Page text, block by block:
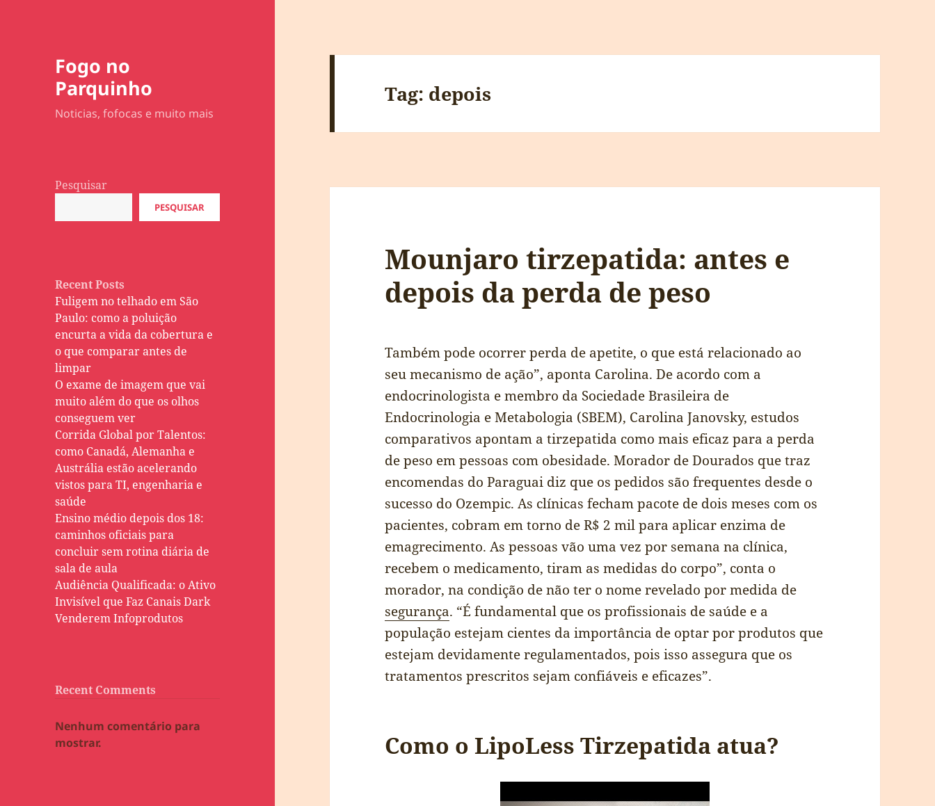
Fogo no
Parquinho
Noticias, fofocas e muito mais
Pesquisar
PESQUISAR
Recent Posts
Fuligem no telhado em São
Paulo: como a poluição
encurta a vida da cobertura e
o que comparar antes de
limpar
O exame de imagem que vai
muito além do que os olhos
conseguem ver
Corrida Global por Talentos:
como Canadá, Alemanha e
Austrália estão acelerando
vistos para TI, engenharia e
saúde
Ensino médio depois dos 18:
caminhos oficiais para
concluir sem rotina diária de
sala de aula
Audiência Qualificada: o Ativo
Invisível que Faz Canais Dark
Venderem Infoprodutos
Recent Comments
Nenhum comentário para
mostrar.
Tag: depois
Mounjaro tirzepatida: antes e
depois da perda de peso
Também pode ocorrer perda de apetite, o que está relacionado ao
seu mecanismo de ação”, aponta Carolina. De acordo com a
endocrinologista e membro da Sociedade Brasileira de
Endocrinologia e Metabologia (SBEM), Carolina Janovsky, estudos
comparativos apontam a tirzepatida como mais eficaz para a perda
de peso em pessoas com obesidade. Morador de Dourados que traz
encomendas do Paraguai diz que os pedidos são frequentes desde o
sucesso do Ozempic. As clínicas fecham pacote de dois meses com os
pacientes, cobram em torno de R$ 2 mil para aplicar enzima de
emagrecimento. As pessoas vão uma vez por semana na clínica,
recebem o medicamento, tiram as medidas do corpo”, conta o
morador, na condição de não ter o nome revelado por medida de
segurança. “É fundamental que os profissionais de saúde e a
população estejam cientes da importância de optar por produtos que
estejam devidamente regulamentados, pois isso assegura que os
tratamentos prescritos sejam confiáveis e eficazes”.
Como o LipoLess Tirzepatida atua?